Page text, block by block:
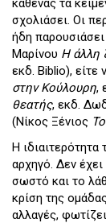
καθένας τα
σχολιάσει. Οι
ήδη
Μαρίνου Η άλλη
εκδ. Biblio), είτε
στην Κούλουρη,
θεατής, εκδ.
(Νίκος Ξένιος
Η ιδιαιτερότητα
αρχηγό. Δεν
σωστό και το
κρίση της
αλλαγές,